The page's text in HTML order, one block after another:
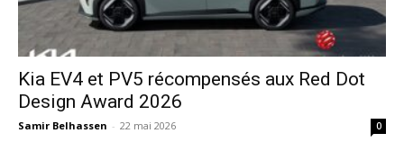
Kia EV4 et PV5 récompensés aux Red Dot
Design Award 2026
Samir Belhassen - 22 mai 2026 0